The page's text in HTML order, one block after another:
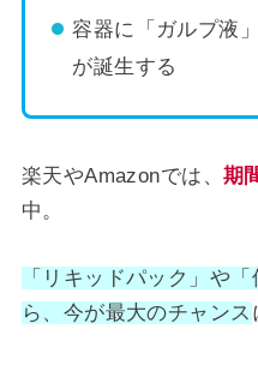
容器に「ガルプ液
が誕生する
楽天やAmazonでは、 期
中。
「リキッドパック」や「
ら、今が最大のチャンス